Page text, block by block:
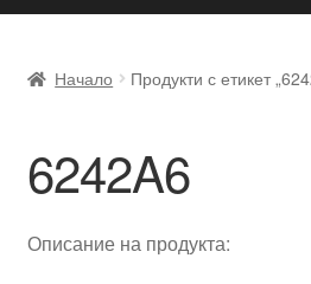
navigation
content
Доставка по целия свят
Жалби
Начало Продукти с етикет
6242A6
Описание на продукта: